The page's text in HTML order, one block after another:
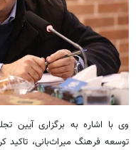
وی با اشاره به برگزاری آیین
توسعه فرهنگ میراث‌بانی، تاکید